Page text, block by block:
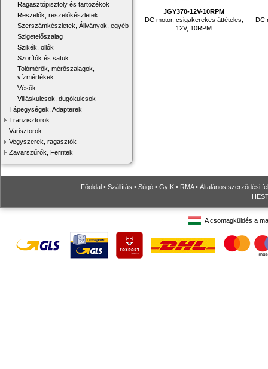
Ragasztópisztoly és tartozékok
Reszelők, reszelőkészletek
Szerszámkészletek, Állványok, egyéb
Szigetelőszalag
Szikék, ollók
Szorítók és satuk
Tolómérők, mérőszalagok,
vízmértékek
Vésők
Villáskulcsok, dugókulcsok
Tápegységek, Adapterek
Tranzisztorok
Varisztorok
Vegyszerek, ragasztók
Zavarszűrők, Ferritek
JGY370-12V-10RPM
DC motor, csigakerekes áttételes,
12V, 10RPM
DC
Főoldal • Szállítás • Súgó • GyIK • RMA• Általános szerződési
A csomagküldés a